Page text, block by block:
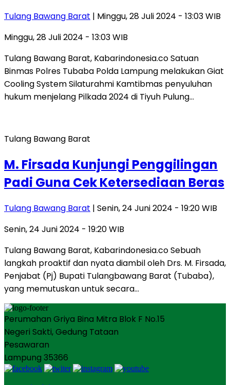
Tulang Bawang Barat | Minggu, 28 Juli 2024 - 13:03 WIB
Minggu, 28 Juli 2024 - 13:03 WIB
Tulang Bawang Barat, Kabarindonesia.co Satuan
Binmas Polres Tubaba Polda Lampung melakukan Giat
Cooling System Silaturahmi Kamtibmas penyuluhan
hukum menjelang Pilkada 2024 di Tiyuh Pulung…
Tulang Bawang Barat
M. Firsada Kunjungi Penggilingan
Padi Guna Cek Ketersediaan Beras
Tulang Bawang Barat | Senin, 24 Juni 2024 - 19:20 WIB
Senin, 24 Juni 2024 - 19:20 WIB
Tulang Bawang Barat, Kabarindonesia.co Sebuah
langkah proaktif dan nyata diambil oleh Drs. M. Firsada,
Penjabat (Pj) Bupati Tulangbawang Barat (Tubaba),
yang memutuskan untuk secara…
Perumahan Griya Bina Mitra Blok F No.15
Negeri Sakti, Gedung Tataan
Pesawaran
Lampung 35366